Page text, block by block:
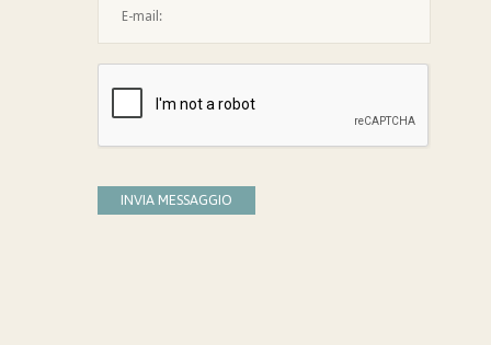
INVIA MESSAGGIO